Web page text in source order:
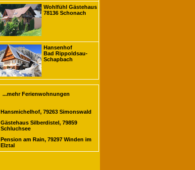
Wohlfühl Gästehaus
78136 Schonach
Hansenhof
Bad Rippoldsau-
Schapbach
...mehr Ferienwohnungen
Hansmichelhof, 79263 Simonswald
Gästehaus Silberdistel, 79859
Schluchsee
Pension am Rain, 79297 Winden im
Elztal